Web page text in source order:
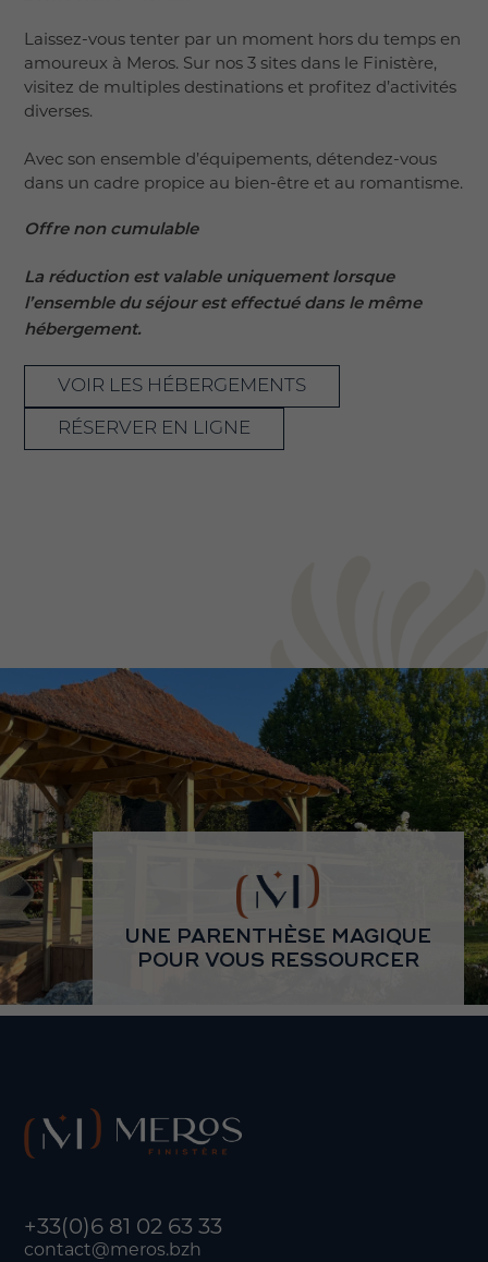
Laissez-vous tenter par un moment hors du temps en
amoureux à Meros. Sur nos 3 sites dans le Finistère,
visitez de multiples destinations et profitez d’activités
diverses.
Avec son ensemble d’équipements, détendez-vous
dans un cadre propice au bien-être et au romantisme.
Offre non cumulable
La réduction est valable uniquement lorsque
l’ensemble du séjour est effectué dans le même
hébergement.
VOIR LES HÉBERGEMENTS
RÉSERVER EN LIGNE
UNE PARENTHÈSE MAGIQUE
POUR VOUS RESSOURCER
+33(0)6 81 02 63 33
contact@meros.bzh